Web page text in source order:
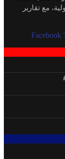
مع تقارير
Facebook